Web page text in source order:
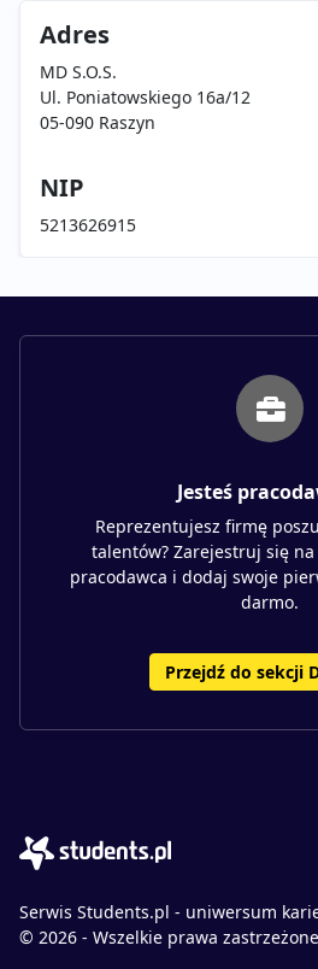
Adres
MD S.O.S.
Ul. Poniatowskiego 16a/12
05-090 Raszyn
NIP
5213626915
Jesteś
Reprezentujesz firmę
talentów? Zarejestruj się
pracodawca i dodaj swoje
darmo.
Przejdź do sekcji
Serwis Students.pl - uniwersum
© 2026 - Wszelkie prawa zastrzeżone